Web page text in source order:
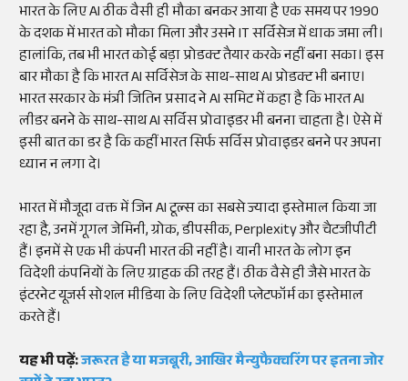
भारत के लिए AI ठीक वैसी ही मौका बनकर आया है एक समय पर 1990
के दशक में भारत को मौका मिला और उसने IT सर्विसेज में धाक जमा ली।
हालांकि, तब भी भारत कोई बड़ा प्रोडक्ट तैयार करके नहीं बना सका। इस
बार मौका है कि भारत AI सर्विसेज के साथ-साथ AI प्रोडक्ट भी बनाए।
भारत सरकार के मंत्री जितिन प्रसाद ने AI समिट में कहा है कि भारत AI
लीडर बनने के साथ-साथ AI सर्विस प्रोवाइडर भी बनना चाहता है। ऐसे में
इसी बात का डर है कि कहीं भारत सिर्फ सर्विस प्रोवाइडर बनने पर अपना
ध्यान न लगा दे।
भारत में मौजूदा वक्त में जिन AI टूल्स का सबसे ज्यादा इस्तेमाल किया जा
रहा है, उनमें गूगल जेमिनी, ग्रोक, डीपसीक, Perplexity और चैटजीपीटी
हैं। इनमें से एक भी कंपनी भारत की नहीं है। यानी भारत के लोग इन
विदेशी कंपनियों के लिए ग्राहक की तरह हैं। ठीक वैसे ही जैसे भारत के
इंटरनेट यूजर्स सोशल मीडिया के लिए विदेशी प्लेटफॉर्म का इस्तेमाल
करते हैं।
यह भी पढ़ें:जरूरत है या मजबूरी, आखिर मैन्युफैक्चरिंग पर इतना जोर